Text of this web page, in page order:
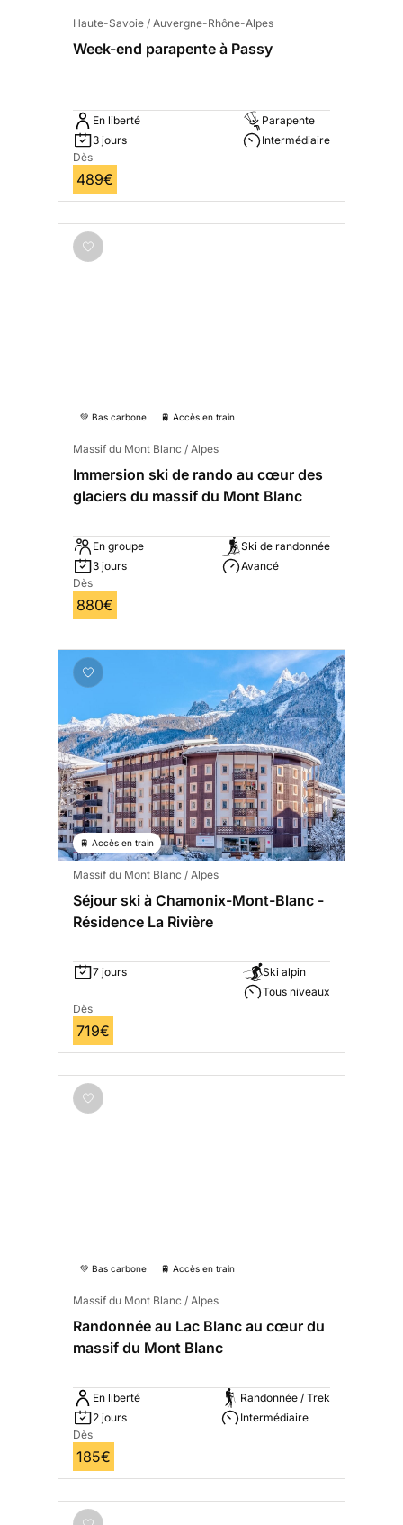
Haute-Savoie / Auvergne-Rhône-Alpes
Week-end parapente à Passy
En liberté
3 jours
Parapente
Intermédiaire
Dès
489€
💚 Bas carbone 🚆 Accès en train
Massif du Mont Blanc / Alpes
Immersion ski de rando au cœur des
glaciers du massif du Mont Blanc
En groupe
3 jours
Ski de randonnée
Avancé
Dès
880€
🚆 Accès en train
Massif du Mont Blanc / Alpes
Séjour ski à Chamonix-Mont-Blanc -
Résidence La Rivière
7 jours
Ski alpin
Tous niveaux
Dès
719€
💚 Bas carbone 🚆 Accès en train
Massif du Mont Blanc / Alpes
Randonnée au Lac Blanc au cœur du
massif du Mont Blanc
En liberté
2 jours
Randonnée / Trek
Intermédiaire
Dès
185€